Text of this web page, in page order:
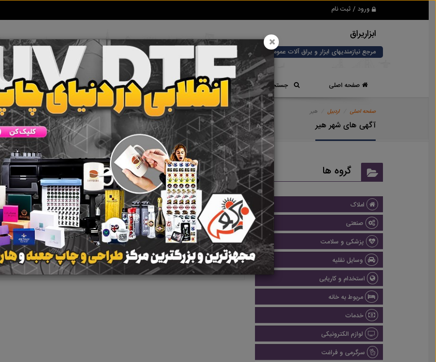
ورود / ثبت نام
ابزاریراق
مرجع نیازمندیهای ابزار و یراق آلات عمومی و صنعتی
صفحه اصلی جستجوی سریع تعرفه آگهی ها خبرهای سایت تماس با ما
صفحه اصلی اردبیل هیر
آگهی های شهر هیر
نتیجه ای
گروه ها
املاک
صنعتی
پزشکی و سلامت
وسایل نقلیه
استخدام و کاریابی
مربوط به خانه
خدمات
لوازم الکترونیکی
سرگرمی و فراغت
×